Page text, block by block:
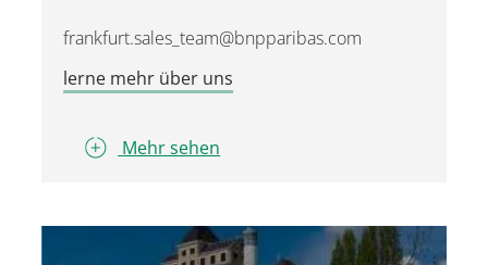
frankfurt.sales_team@bnpparibas.com
lerne mehr über uns
Mehr sehen